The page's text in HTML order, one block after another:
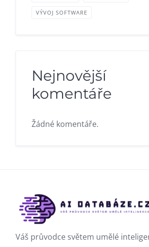
VÝVOJ SOFTWARE
Nejnovější
komentáře
Žádné komentáře.
Váš průvodce světem umělé